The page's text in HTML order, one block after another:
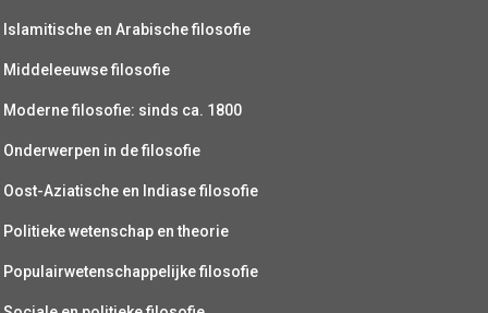
Islamitische en Arabische filosofie
Middeleeuwse filosofie
Moderne filosofie: sinds ca. 1800
Onderwerpen in de filosofie
Oost-Aziatische en Indiase filosofie
Politieke wetenschap en theorie
Populairwetenschappelijke filosofie